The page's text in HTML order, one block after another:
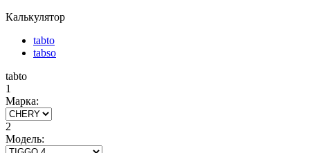
Калькулятор
tabto
tabso
tabto
1
Марка:
2
Модель: